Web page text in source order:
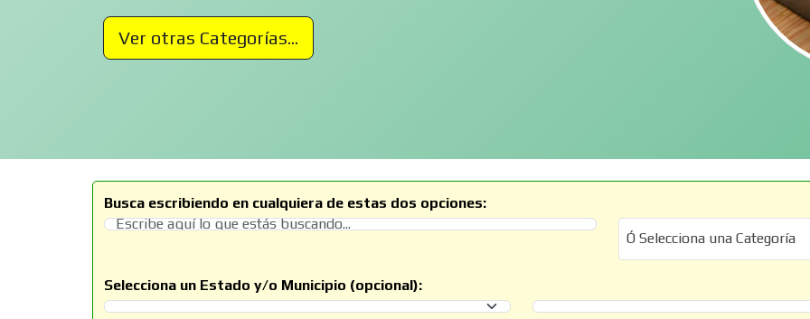
Ver otras Categorías...
Busca escribiendo en cualquiera de estas dos opciones:
Ó Selecciona una Categoría
Ó Selecciona una Categoría
Selecciona un Estado y/o Municipio (opcional):
Selecciona un Estado
Selecciona un Municipio